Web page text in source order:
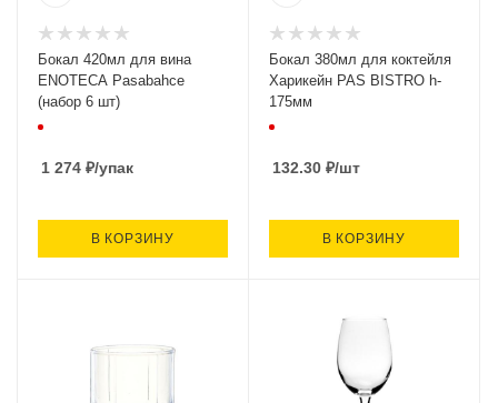
Бокал 420мл для вина
ENOTECA Pasabahce
(набор 6 шт)
1 274 ₽/упак
В КОРЗИНУ
Бокал 380мл для коктейля
Харикейн PAS BISTRO h-
175мм
132.30 ₽/шт
В КОРЗИНУ